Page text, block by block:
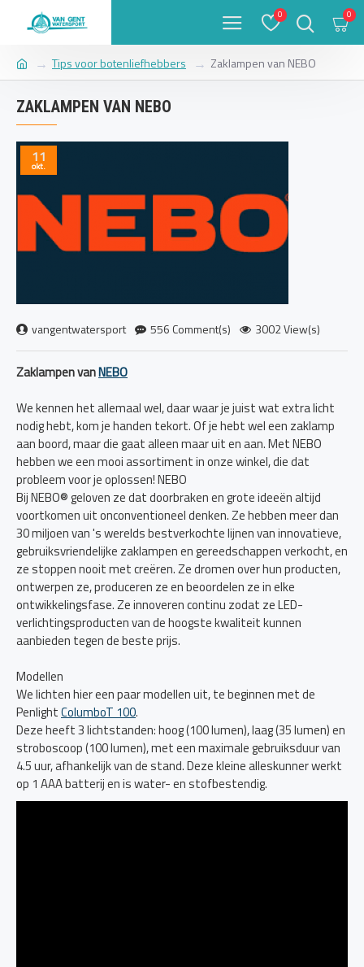
0 0
Tips voor botenliefhebbers Zaklampen van NEBO
ZAKLAMPEN VAN NEBO
11
okt.
vangentwatersport 556 Comment(s) 3002 View(s)
Zaklampen vanNEBO
We kennen het allemaal wel, daar waar je juist wat extra licht
nodig hebt, kom je handen tekort. Of je hebt wel een zaklamp
aan boord, maar die gaat alleen maar uit en aan. Met NEBO
hebben we een mooi assortiment in onze winkel, die dat
probleem voor je oplossen! NEBO
Bij NEBO® geloven ze dat doorbraken en grote ideeën altijd
voortkomen uit onconventioneel denken. Ze hebben meer dan
30 miljoen van 's werelds bestverkochte lijnen van innovatieve,
gebruiksvriendelijke zaklampen en gereedschappen verkocht, en
ze stoppen nooit met creëren. Ze dromen over hun producten,
ontwerpen ze, produceren ze en beoordelen ze in elke
ontwikkelingsfase. Ze innoveren continu zodat ze LED-
verlichtingsproducten van de hoogste kwaliteit kunnen
aanbieden tegen de beste prijs.
Modellen
We lichten hier een paar modellen uit, te beginnen met de
PenlightColumboT 100.
Deze heeft 3 lichtstanden: hoog (100 lumen), laag (35 lumen) en
stroboscoop (100 lumen), met een maximale gebruiksduur van
4.5 uur, afhankelijk van de stand. Deze kleine alleskunner werkt
op 1 AAA batterij en is water- en stofbestendig.